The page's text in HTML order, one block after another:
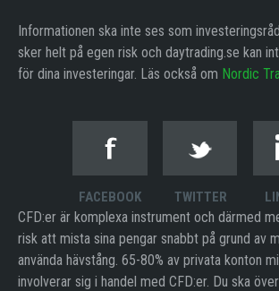
Informationen ska inte ses som
sker helt på egen risk och daytrading.se kan
för dina investeringar. Läs också om Nordic
FACEBOOK TWITTER
CFD:er är komplexa instrument och därmed
risk att mista sina pengar snabbt på grund av
använda hävstång. 65-80% av privata konton
involverar sig i handel med CFD:er. Du ska